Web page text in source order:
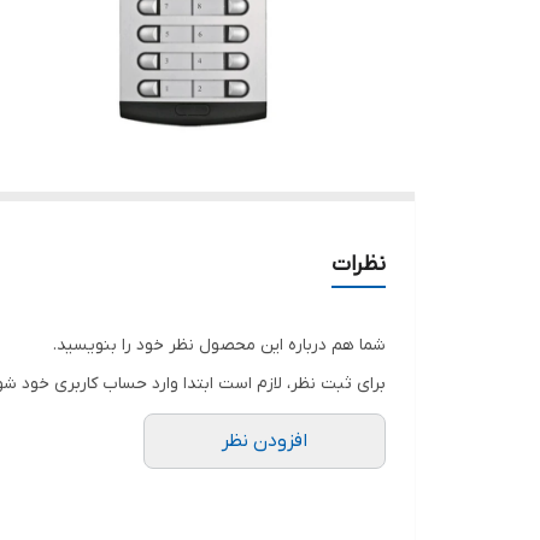
نظرات
شما هم درباره این محصول نظر خود را بنویسید.
برای ثبت نظر، لازم است ابتدا وارد حساب کاربری خود
افزودن نظر